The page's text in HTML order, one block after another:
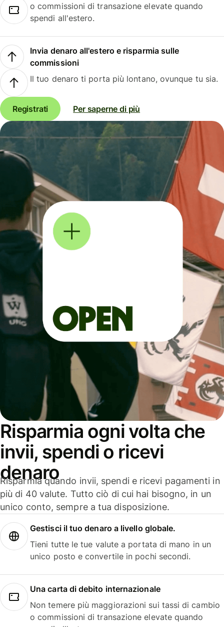
o commissioni di transazione elevate quando
spendi all'estero.
Invia denaro all'estero e risparmia sulle
commissioni
Il tuo denaro ti porta più lontano, ovunque tu sia.
Registrati Per saperne di più
Risparmia ogni volta che
invii, spendi o ricevi
denaro
Risparmia quando invii, spendi e ricevi pagamenti in
più di 40 valute. Tutto ciò di cui hai bisogno, in un
unico conto, sempre a tua disposizione.
Gestisci il tuo denaro a livello globale.
Tieni tutte le tue valute a portata di mano in un
unico posto e convertile in pochi secondi.
Una carta di debito internazionale
Non temere più maggiorazioni sui tassi di cambio
o commissioni di transazione elevate quando